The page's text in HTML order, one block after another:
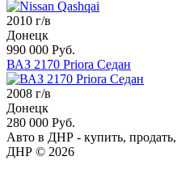
2010 г/в
Донецк
990 000 Руб.
ВАЗ 2170 Priora Седан
2008 г/в
Донецк
280 000 Руб.
Авто в ДНР - купить,
ДНР © 2026